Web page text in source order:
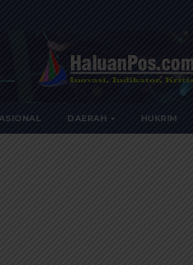
DAERAH HUKRIM